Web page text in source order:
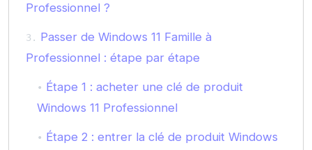
Professionnel ?
Passer de Windows 11 Famille à
Professionnel : étape par étape
Étape 1 : acheter une clé de produit
Windows 11 Professionnel
Étape 2 : entrer la clé de produit Windows